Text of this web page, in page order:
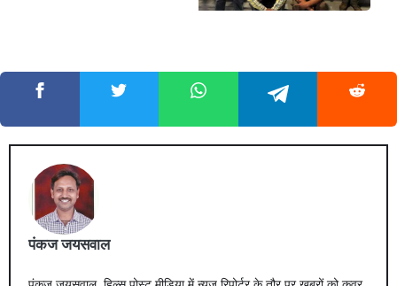
पंकज जयसवाल